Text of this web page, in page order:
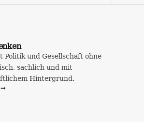
Politik und Gesellschaft ohne
sachlich und mit
Hintergrund.
→